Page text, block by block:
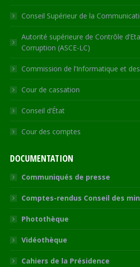
Conseil Supérieur de la
Autorité supérieure de Contrôle
Corruption (ASCE-LC)
Commission de l’Informatique et
Cour de cassation
Conseil d’État
Cour des comptes
DOCUMENTATION
Communiqués de presse
Comptes-rendus Conseil des
Photothèque
Vidéothèque
Cahiers de la Présidence